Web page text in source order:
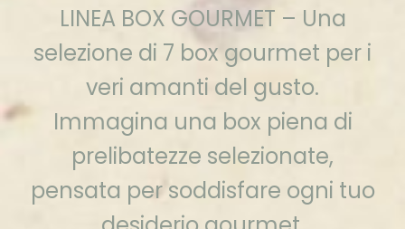
LINEA BOX GOURMET – Una
selezione di 7 box gourmet per i
veri amanti del gusto.
Immagina una box piena di
prelibatezze selezionate,
pensata per soddisfare ogni tuo